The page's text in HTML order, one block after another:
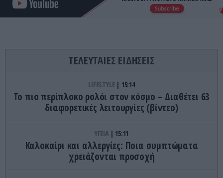
ΤΕΛΕΥΤΑΙΕΣ ΕΙΔΗΣΕΙΣ
LIFESTYLE 15:14
Το πιο περίπλοκο ρολόι στον κόσμο – Διαθέτει 63
διαφορετικές λειτουργίες (βίντεο)
ΥΓΕΙΑ 15:11
Καλοκαίρι και αλλεργίες: Ποια συμπτώματα
χρειάζονται προσοχή